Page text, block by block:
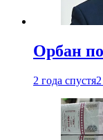
Орбан
2 года спустя